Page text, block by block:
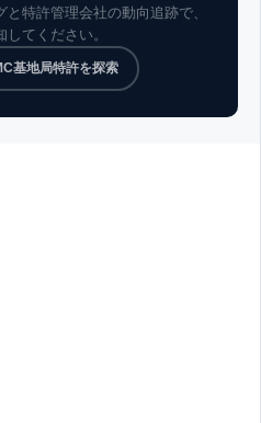
特許管理会社の動向追跡で、
てください。
基地局特許を探索